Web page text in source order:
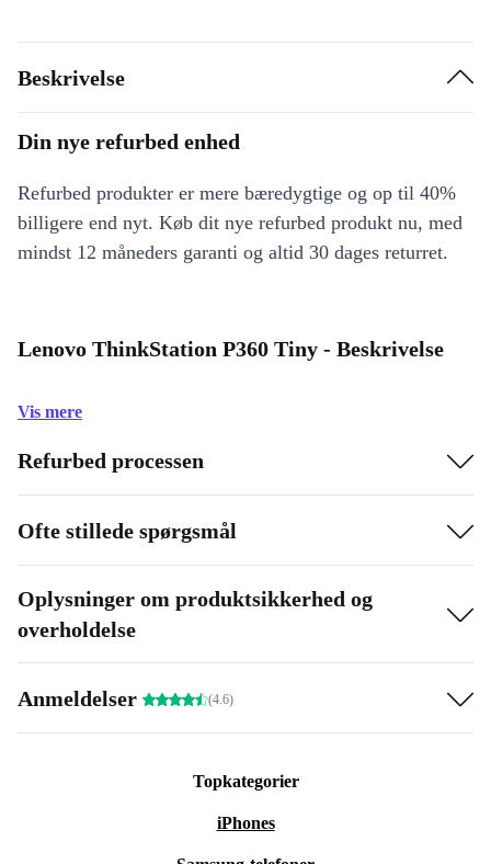
Beskrivelse
Din nye refurbed enhed
Refurbed produkter er mere bæredygtige og op til 40%
billigere end nyt. Køb dit nye refurbed produkt nu, med
mindst 12 måneders garanti og altid 30 dages returret.
Lenovo ThinkStation P360 Tiny - Beskrivelse
Vis mere
Refurbed processen
Ofte stillede spørgsmål
Oplysninger om produktsikkerhed og
overholdelse
Anmeldelser (4.6)
Topkategorier
iPhones